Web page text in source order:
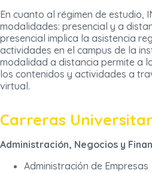
En cuanto al régimen de estudio,
modalidades: presencial y a
presencial implica la asistencia
actividades en el campus de la
modalidad a distancia permite a
los contenidos y actividades a
virtual.
Carreras
Administración, Negocios y
Administración de Empresas